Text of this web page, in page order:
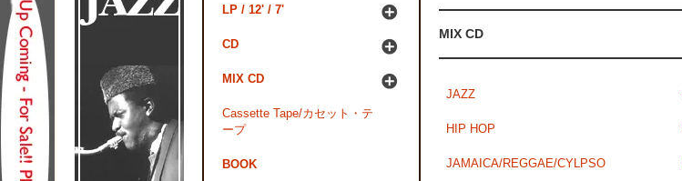
MIX CD
JAZZ
HIP HOP
JAMAICA/REGGAE/CYLPSO
LP / 12' / 7'
CD
MIX CD
Cassette Tape/カセット・テ
ープ
BOOK